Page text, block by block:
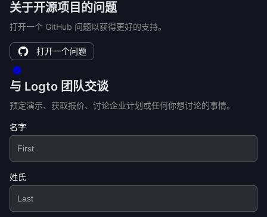
关于开源项目的问题
打开一个 GitHub 问题以获得更好的支持。
打开一个问题
与 Logto 团队交谈
预定演示、获取报价、讨论企业计划或任何你想讨论的事情。
名字
姓氏